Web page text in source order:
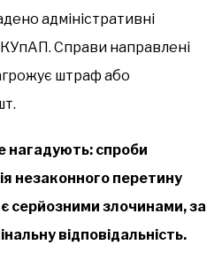
адміністративні
Справи направлені
штраф або
нагадують: спроби
незаконного перетину
серйозними злочинами, за
відповідальність.